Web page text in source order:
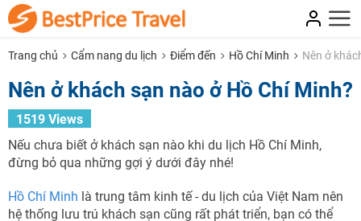
Trang chủ Cẩm nang du lịch Điểm đến Hồ Chí Minh Nên ở
Nên ở khách sạn nào ở Hồ Chí Minh?
1519 Views
Nếu chưa biết ở khách sạn nào khi du lịch Hồ Chí Minh,
đừng bỏ qua những gợi ý dưới đây nhé!
Hồ Chí Minh là trung tâm kinh tế - du lịch của Việt Nam nên
hệ thống lưu trú khách sạn cũng rất phát triển, bạn có thể